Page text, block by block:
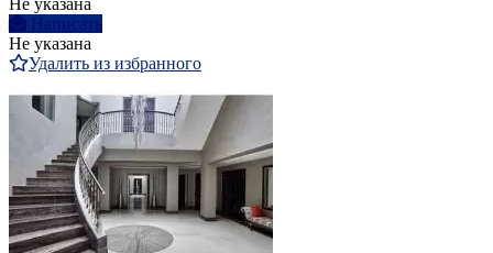
Не указана
Написать
Не указана
Удалить из избранного